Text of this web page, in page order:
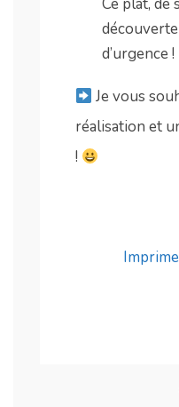
Ce plat, de
d’urgence !
Je vous
réalisation et
!